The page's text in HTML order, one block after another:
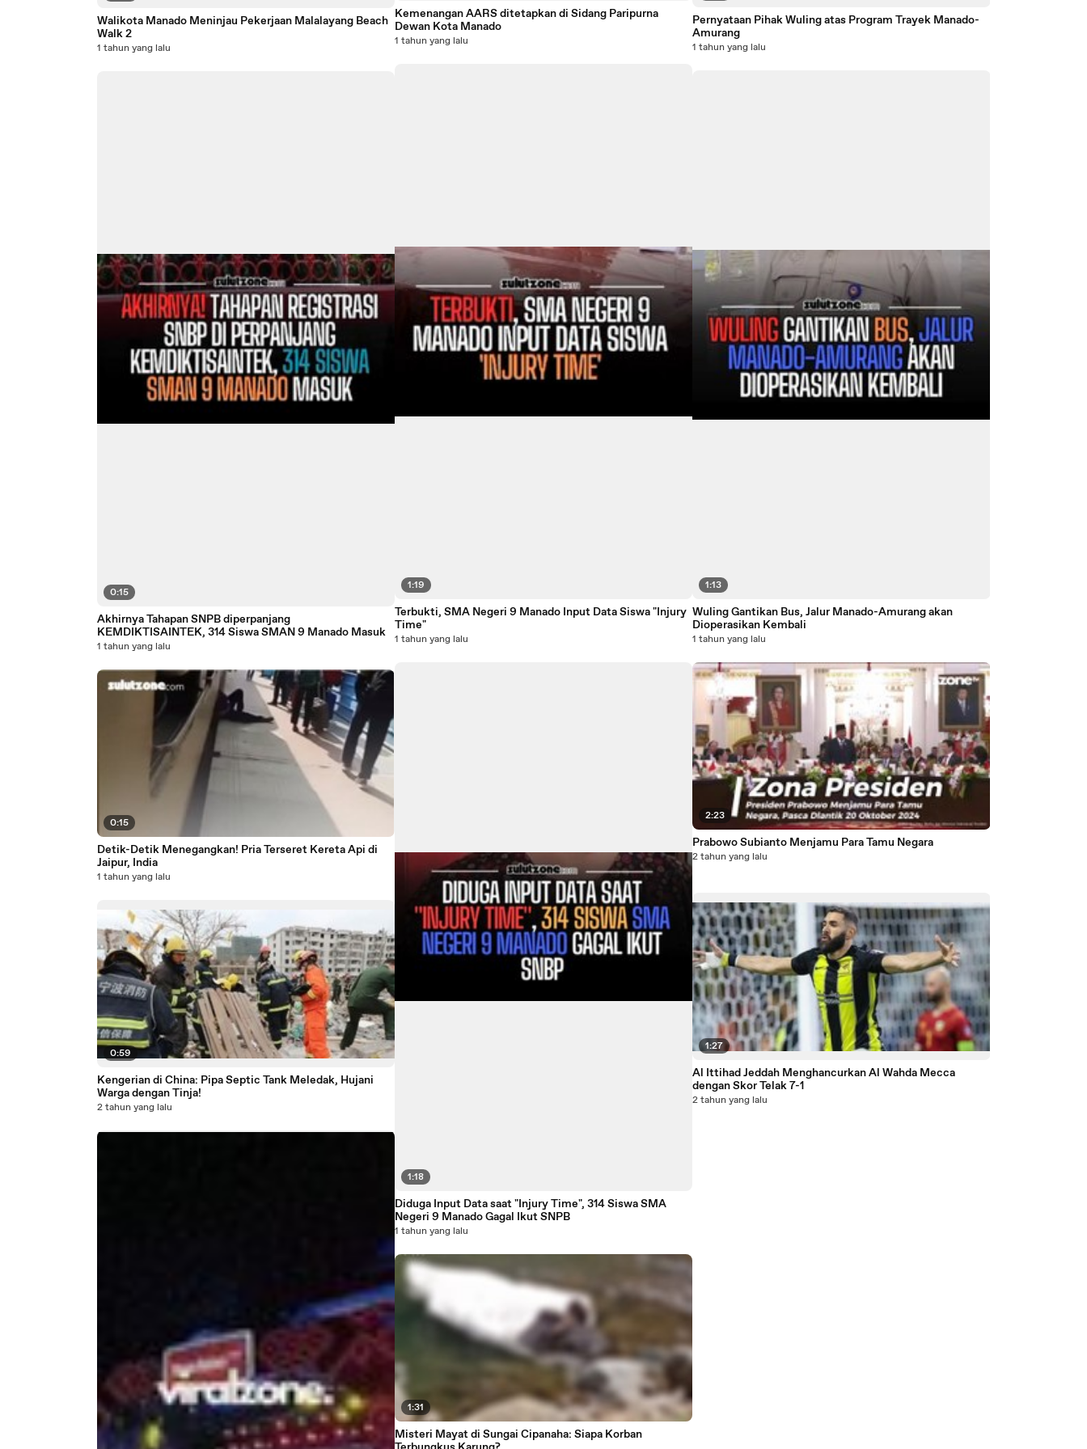
Walikota Manado Meninjau Pekerjaan Malalayang Beach
Walk 2
1 tahun yang lalu
0:15
Akhirnya Tahapan SNPB diperpanjang
KEMDIKTISAINTEK, 314 Siswa SMAN 9 Manado Masuk
1 tahun yang lalu
0:15
Detik-Detik Menegangkan! Pria Terseret Kereta Api di
Jaipur, India
1 tahun yang lalu
0:59
Kengerian di China: Pipa Septic Tank Meledak, Hujani
Warga dengan Tinja!
2 tahun yang lalu
Kemenangan AARS ditetapkan di Sidang Paripurna
Dewan Kota Manado
1 tahun yang lalu
1:19
Terbukti, SMA Negeri 9 Manado Input Data Siswa "Injury
Time"
1 tahun yang lalu
1:18
Diduga Input Data saat "Injury Time", 314 Siswa SMA
Negeri 9 Manado Gagal Ikut SNPB
1 tahun yang lalu
1:31
Misteri Mayat di Sungai Cipanaha: Siapa Korban
Pernyataan Pihak Wuling atas Program Trayek Manado-
Amurang
1 tahun yang lalu
1:13
Wuling Gantikan Bus, Jalur Manado-Amurang akan
Dioperasikan Kembali
1 tahun yang lalu
2:23
Prabowo Subianto Menjamu Para Tamu Negara
2 tahun yang lalu
1:27
Al Ittihad Jeddah Menghancurkan Al Wahda Mecca
dengan Skor Telak 7-1
2 tahun yang lalu